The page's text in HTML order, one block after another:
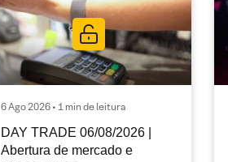
6 Ago 2026 • 1 min de leitura
DAY TRADE 06/08/2026 |
Abertura de mercado e